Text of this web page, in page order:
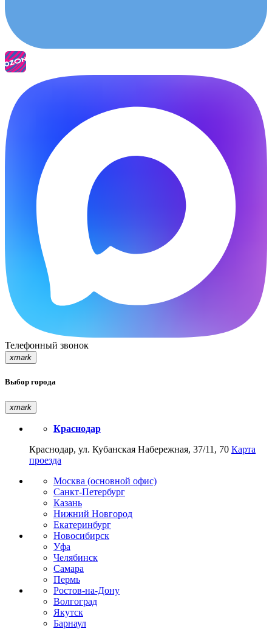
Телефонный звонок
xmark
Выбор города
xmark
Краснодар
Краснодар, ул. Кубанская Набережная, 37/11, 70 Карта
проезда
Москва (основной офис)
Санкт-Петербург
Казань
Нижний Новгород
Екатеринбург
Новосибирск
Уфа
Челябинск
Самара
Пермь
Ростов-на-Дону
Волгоград
Якутск
Барнаул